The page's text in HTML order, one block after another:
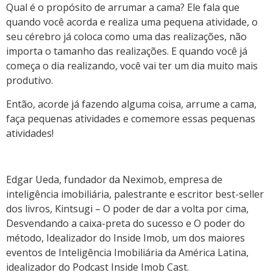
Qual é o propósito de arrumar a cama? Ele fala que
quando você acorda e realiza uma pequena atividade, o
seu cérebro já coloca como uma das realizações, não
importa o tamanho das realizações. E quando você já
começa o dia realizando, você vai ter um dia muito mais
produtivo.
Então, acorde já fazendo alguma coisa, arrume a cama,
faça pequenas atividades e comemore essas pequenas
atividades!
Edgar Ueda, fundador da Neximob, empresa de
inteligência imobiliária, palestrante e escritor best-seller
dos livros, Kintsugi – O poder de dar a volta por cima,
Desvendando a caixa-preta do sucesso e O poder do
método, Idealizador do Inside Imob, um dos maiores
eventos de Inteligência Imobiliária da América Latina,
idealizador do Podcast Inside Imob Cast.